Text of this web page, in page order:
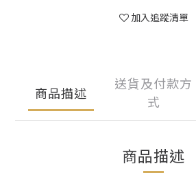
加入追蹤清單
商品描述
送貨及付款方
式
商品描述